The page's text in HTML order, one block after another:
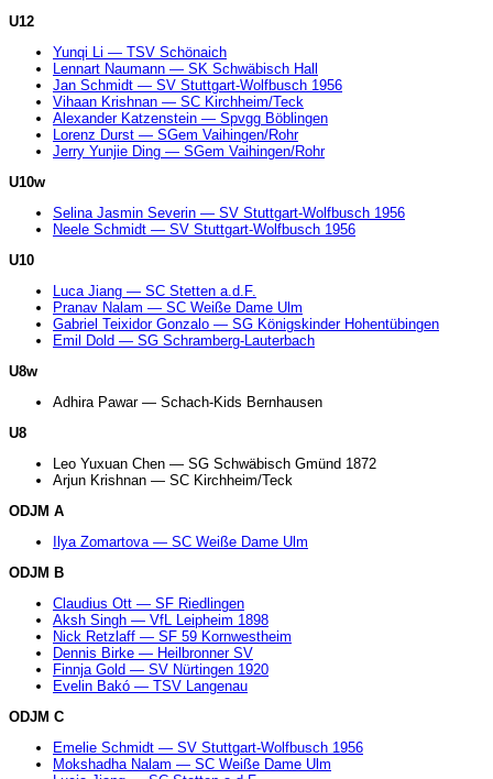
U12
Yunqi Li — TSV Schönaich
Lennart Naumann — SK Schwäbisch Hall
Jan Schmidt — SV Stuttgart-Wolfbusch 1956
Vihaan Krishnan — SC Kirchheim/Teck
Alexander Katzenstein — Spvgg Böblingen
Lorenz Durst — SGem Vaihingen/Rohr
Jerry Yunjie Ding — SGem Vaihingen/Rohr
U10w
Selina Jasmin Severin — SV Stuttgart-Wolfbusch 1956
Neele Schmidt — SV Stuttgart-Wolfbusch 1956
U10
Luca Jiang — SC Stetten a.d.F.
Pranav Nalam — SC Weiße Dame Ulm
Gabriel Teixidor Gonzalo — SG Königskinder Hohentübingen
Emil Dold — SG Schramberg-Lauterbach
U8w
Adhira Pawar — Schach-Kids Bernhausen
U8
Leo Yuxuan Chen — SG Schwäbisch Gmünd 1872
Arjun Krishnan — SC Kirchheim/Teck
ODJM A
Ilya Zomartova — SC Weiße Dame Ulm
ODJM B
Claudius Ott — SF Riedlingen
Aksh Singh — VfL Leipheim 1898
Nick Retzlaff — SF 59 Kornwestheim
Dennis Birke — Heilbronner SV
Finnja Gold — SV Nürtingen 1920
Evelin Bakó — TSV Langenau
ODJM C
Emelie Schmidt — SV Stuttgart-Wolfbusch 1956
Mokshadha Nalam — SC Weiße Dame Ulm